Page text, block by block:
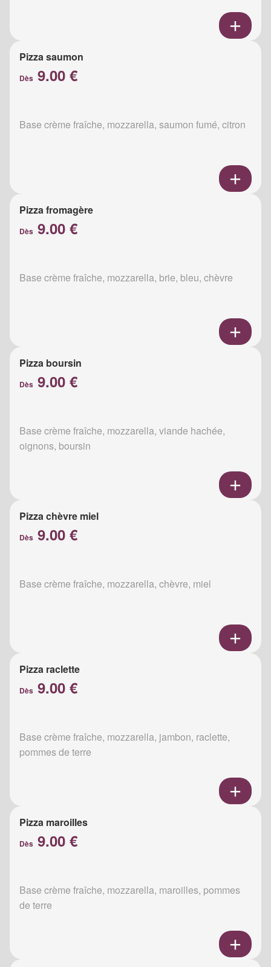
Pizza saumon
Dès 9.00 €
Base crème fraîche, mozzarella, saumon fumé, citron
Pizza fromagère
Dès 9.00 €
Base crème fraîche, mozzarella, brie, bleu, chèvre
Pizza boursin
Dès 9.00 €
Base crème fraîche, mozzarella, viande hachée,
oignons, boursin
Pizza chèvre miel
Dès 9.00 €
Base crème fraîche, mozzarella, chèvre, miel
Pizza raclette
Dès 9.00 €
Base crème fraîche, mozzarella, jambon, raclette,
pommes de terre
Pizza maroilles
Dès 9.00 €
Base crème fraîche, mozzarella, maroilles, pommes
de terre